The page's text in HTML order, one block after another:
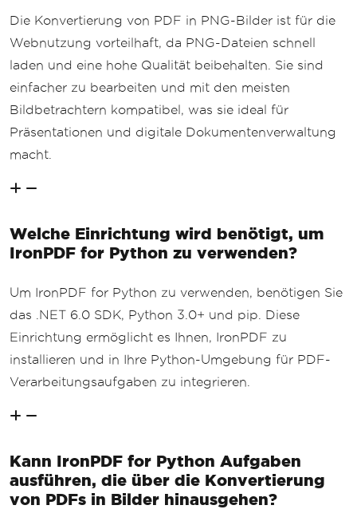
Die Konvertierung von PDF in PNG-Bilder ist für die
Webnutzung vorteilhaft, da PNG-Dateien schnell
laden und eine hohe Qualität beibehalten. Sie sind
einfacher zu bearbeiten und mit den meisten
Bildbetrachtern kompatibel, was sie ideal für
Präsentationen und digitale Dokumentenverwaltung
macht.
Welche Einrichtung wird benötigt, um
IronPDF for Python zu verwenden?
Um IronPDF for Python zu verwenden, benötigen Sie
das .NET 6.0 SDK, Python 3.0+ und pip. Diese
Einrichtung ermöglicht es Ihnen, IronPDF zu
installieren und in Ihre Python-Umgebung für PDF-
Verarbeitungsaufgaben zu integrieren.
Kann IronPDF for Python Aufgaben
ausführen, die über die Konvertierung
von PDFs in Bilder hinausgehen?